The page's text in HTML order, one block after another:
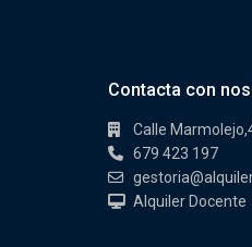
Contacta con
Calle
679 423 197
Alquiler Docente